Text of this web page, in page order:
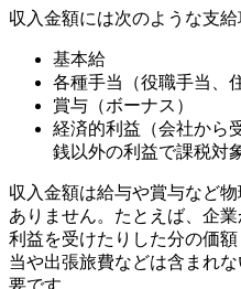
収入金額には次のような支給
基本給
各種手当（役職手当、
賞与（ボーナス）
経済的利益（会社から
銭以外の利益で課税対
収入金額は給与や賞与など
ありません。たとえば、企
利益を受けたりした分の価
当や出張旅費などは含まれ
要です。